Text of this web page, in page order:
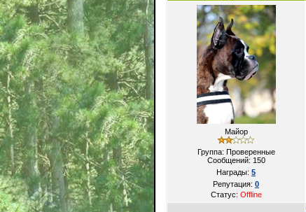
Майор
Группа: Проверенные
Сообщений: 150
Награды: 5
Репутация: 0
Статус: Offline